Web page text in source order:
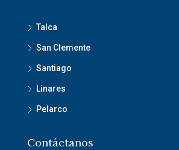
Talca
San Clemente
Santiago
Linares
Pelarco
Contáctanos